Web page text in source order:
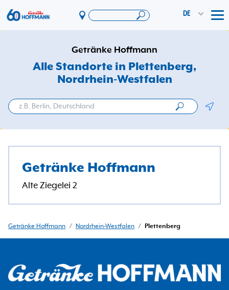
DE
Angebote & Aktionen
Vereinswelt
DosenExpress
Unternehmen
Getränke Hoffmann
Alle Standorte in Plettenberg,
Nordrhein-Westfalen
Getränke Hoffmann
Alte Ziegelei 2
Getränke Hoffmann / Nordrhein-Westfalen / Plettenberg